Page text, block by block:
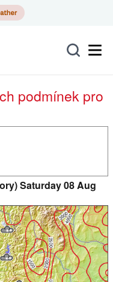
Saturday 08 Aug